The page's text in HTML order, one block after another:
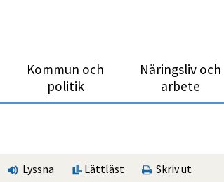
Kommun och
politik
Närings­liv och
arbete
Lyssna Lättläst Skriv ut